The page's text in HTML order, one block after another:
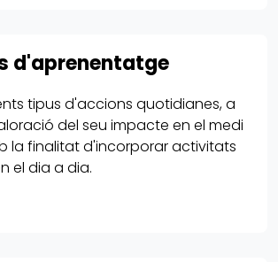
d'aprenentatge
tipus d'accions quotidianes, a
del seu impacte en el medi
la finalitat d'incorporar activitats
el dia a dia.